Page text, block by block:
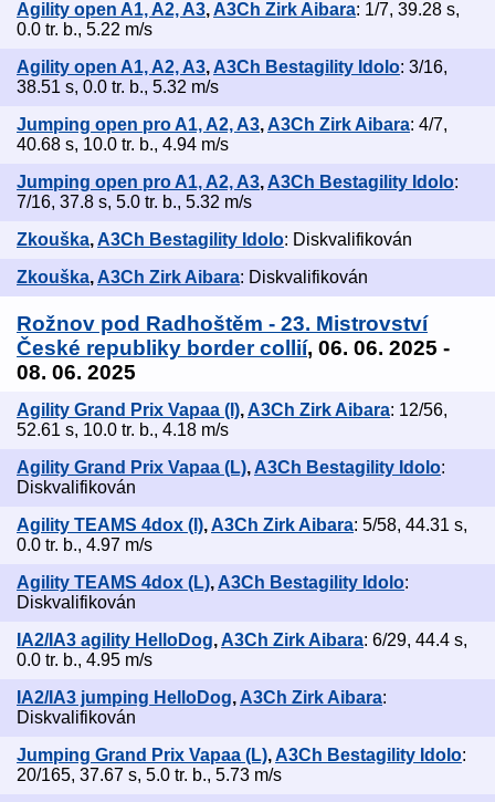
Agility open A1, A2, A3,A3Ch Zirk Aibara: 1/7, 39.28 s,
0.0 tr. b., 5.22 m/s
Agility open A1, A2, A3, A3Ch Bestagility Idolo: 3/16,
38.51 s, 0.0 tr. b., 5.32 m/s
Jumping open pro A1, A2, A3,A3Ch Zirk Aibara: 4/7,
40.68 s, 10.0 tr. b., 4.94 m/s
Jumping open pro A1, A2, A3, A3Ch Bestagility Idolo:
7/16, 37.8 s, 5.0 tr. b., 5.32 m/s
Zkouška,A3Ch Bestagility Idolo: Diskvalifikován
Zkouška, A3Ch Zirk Aibara: Diskvalifikován
Rožnov pod Radhoštěm - 23. Mistrovství
České republiky border collií, 06. 06. 2025 -
08. 06. 2025
Agility Grand Prix Vapaa (I),A3Ch Zirk Aibara: 12/56,
52.61 s, 10.0 tr. b., 4.18 m/s
Agility Grand Prix Vapaa (L), A3Ch Bestagility Idolo:
Diskvalifikován
Agility TEAMS 4dox (I),A3Ch Zirk Aibara: 5/58, 44.31 s,
0.0 tr. b., 4.97 m/s
Agility TEAMS 4dox (L), A3Ch Bestagility Idolo:
Diskvalifikován
IA2/IA3 agility HelloDog,A3Ch Zirk Aibara: 6/29, 44.4 s,
0.0 tr. b., 4.95 m/s
IA2/IA3 jumping HelloDog, A3Ch Zirk Aibara:
Diskvalifikován
Jumping Grand Prix Vapaa (L),A3Ch Bestagility Idolo:
20/165, 37.67 s, 5.0 tr. b., 5.73 m/s